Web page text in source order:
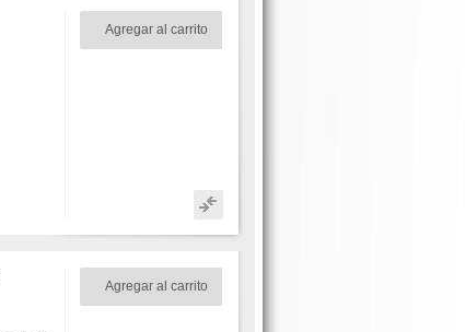
Agregar al carrito
Agregar al carrito